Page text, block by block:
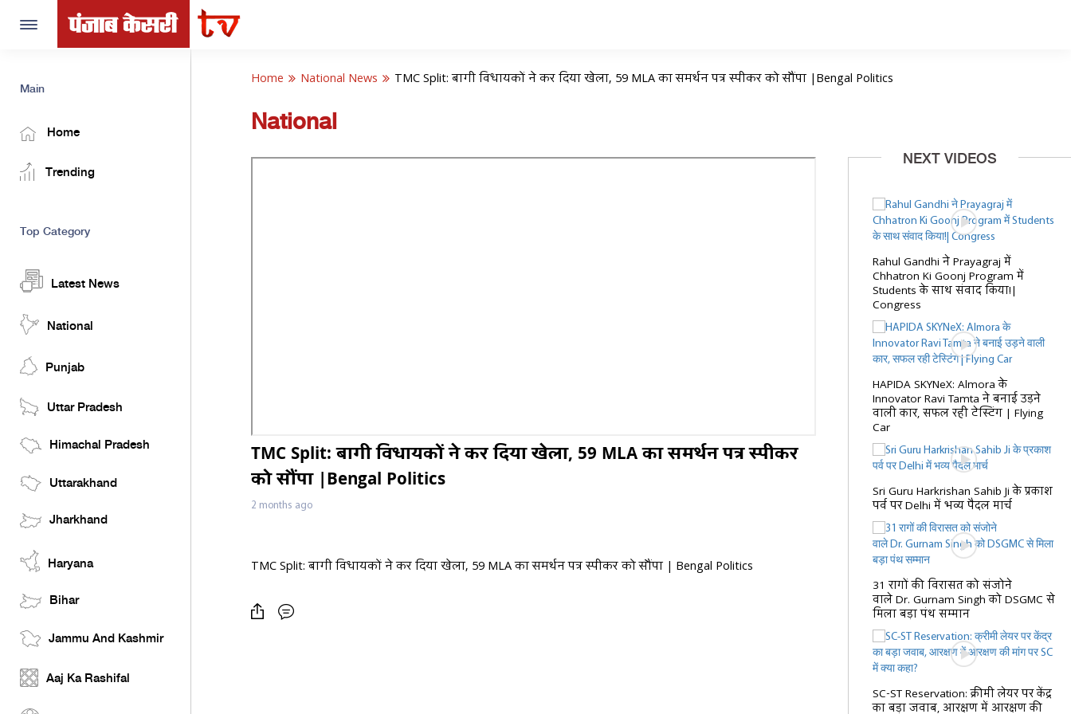
Toggle
Main
Home
Trending
Top Category
Latest News
National
Punjab
Uttar Pradesh
Himachal Pradesh
Uttarakhand
Jharkhand
Haryana
Bihar
Jammu And Kashmir
Aaj Ka Rashifal
Home National News TMC Split: बागी विधायकों ने कर दिया खेला, 59 MLA का समर्थन पत्र स्पीकर को सौंपा |Bengal Politics
National
TMC Split: बागी विधायकों ने कर दिया खेला, 59 MLA का समर्थन पत्र स्पीकर
को सौंपा |Bengal Politics
2 months ago
TMC Split: बागी विधायकों ने कर दिया खेला, 59 MLA का समर्थन पत्र स्पीकर को सौंपा | Bengal Politics
NEXT VIDEOS
Rahul Gandhi ने Prayagraj में
Chhatron Ki Goonj Program में
Students के साथ संवाद किया!|
Congress
HAPIDA SKYNeX: Almora के
Innovator Ravi Tamta ने बनाई उड़ने
वाली कार, सफल रही टेस्टिंग | Flying
Car
Sri Guru Harkrishan Sahib Ji के प्रकाश
पर्व पर Delhi में भव्य पैदल मार्च
31 रागों की विरासत को संजोने
वाले Dr. Gurnam Singh को DSGMC से
मिला बड़ा पंथ सम्मान
SC-ST Reservation: क्रीमी लेयर पर केंद्र
का बड़ा जवाब, आरक्षण में आरक्षण की